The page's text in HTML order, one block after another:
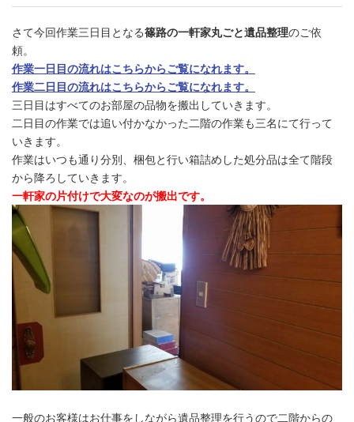
さて今回作業三日目となる篠路の一軒家丸ごと遺品整理のご依
頼。
作業一日目の流れはこちらからご覧になれます。
作業二日目の流れはこちらからご覧になれます。
三日目はすべてのお部屋の品物を搬出していきます。
二日目の作業では追い付かなかった二階の作業も三名にて行って
いきます。
作業はいつも通り分別、梱包と行い箱詰めした処分品は全て階段
から降ろしていきます。
一軒家の片付けで大変なのが搬出です。
一般のお客様はお仕事をしながら遺品整理を行うので二階からの